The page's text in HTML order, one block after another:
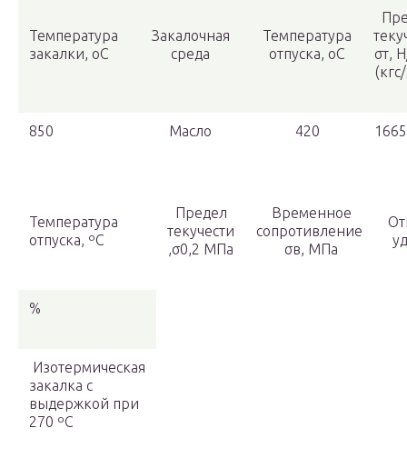
Температура
закалки, оС
Закалочная
среда
Температура
отпуска, оС
σт,
850 Масло 420
Температура
отпуска, ºС
Предел
текучести
,σ0,2 МПа
Временное
сопротивление
σв, МПа
%
Изотермическая
закалка с
выдержкой при
270 ºС